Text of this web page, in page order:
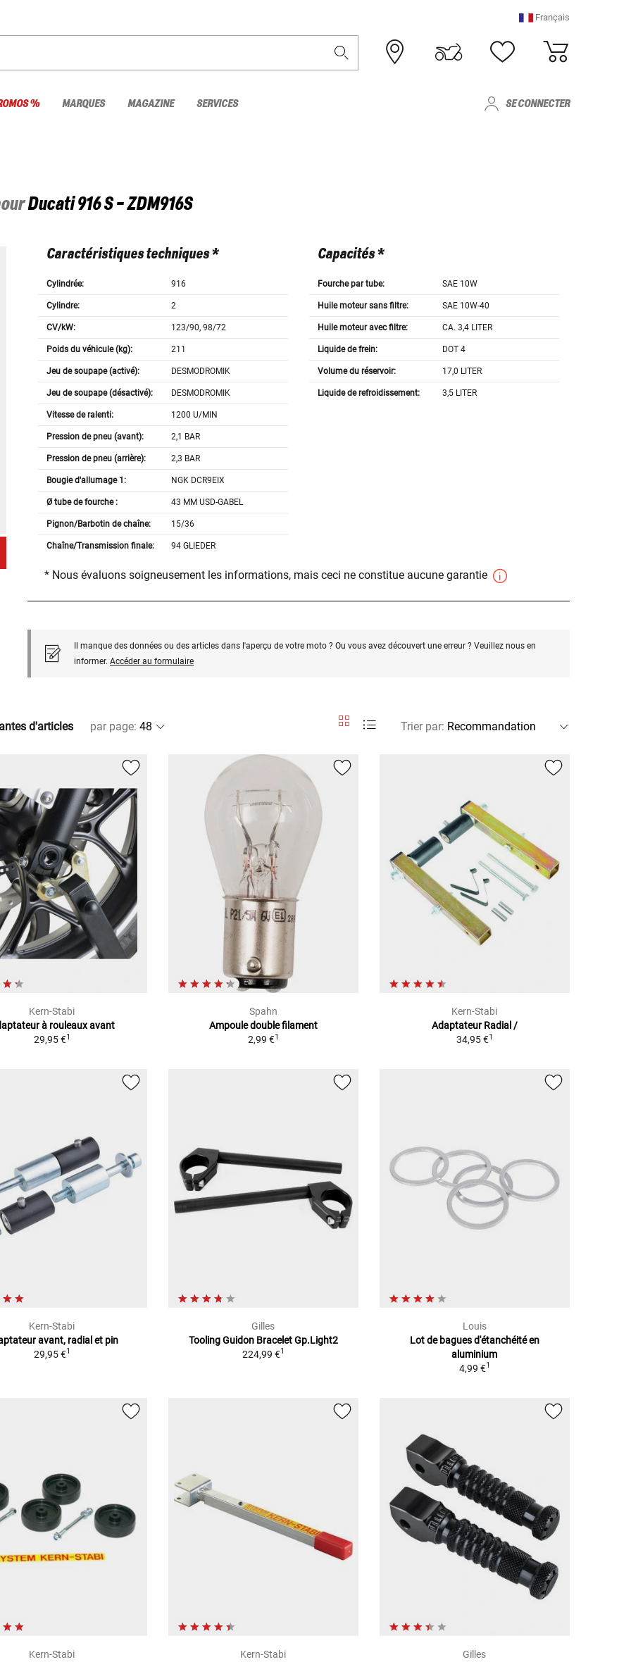
Français
% MARQUES MAGAZINE SERVICES SE CONNECTER
Ducati 916 S - ZDM916S
Caractéristiques techniques *
Cylindrée: 916
Cylindre: 2
CV/kW: 123/90, 98/72
Poids du véhicule (kg): 211
Jeu de soupape (activé): DESMODROMIK
Jeu de soupape (désactivé): DESMODROMIK
Vitesse de ralenti: 1200 U/MIN
Pression de pneu (avant): 2,1 BAR
Pression de pneu (arrière): 2,3 BAR
Bougie d'allumage 1: NGK DCR9EIX
Ø tube de fourche : 43 MM USD-GABEL
Pignon/Barbotin de chaîne: 15/36
Chaîne/Transmission finale: 94 GLIEDER
Capacités *
Fourche par tube: SAE 10W
Huile moteur sans filtre: SAE 10W-40
Huile moteur avec filtre: CA. 3,4 LITER
Liquide de frein: DOT 4
Volume du réservoir: 17,0 LITER
Liquide de refroidissement: 3,5 LITER
* Nous évaluons soigneusement les informations, mais ceci ne constitue aucune garantie
Il manque des données ou des articles dans l'aperçu de votre moto ? Ou vous avez découvert une erreur ? Veuillez nous en
informer. Accéder au formulaire
d'articles par page: Trier par:
Kern-Stabi
à rouleaux avant
29,95 €1
Spahn
Ampoule double filament
2,99 €1
Kern-Stabi
Adaptateur Radial /
34,95 €1
Kern-Stabi
avant, radial et pin
29,95 €1
Gilles
Tooling Guidon Bracelet Gp.Light2
224,99 €1
Louis
Lot de bagues d'étanchéité en
aluminium
4,99 €1
Kern-Stabi
Kern-Stabi
Gilles